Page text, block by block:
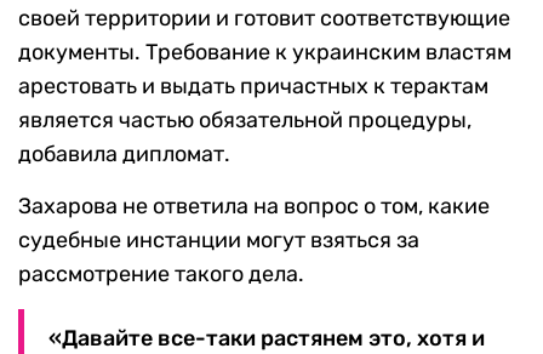
своей территории и готовит соответствующие
документы. Требование к украинским властям
арестовать и выдать причастных к терактам
является частью обязательной процедуры,
добавила дипломат.
Захарова не ответила на вопрос о том, какие
судебные инстанции могут взяться за
рассмотрение такого дела.
«Давайте все-таки растянем это, хотя и